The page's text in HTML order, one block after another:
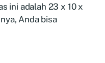
ini adalah 23 x 10 x
Anda bisa